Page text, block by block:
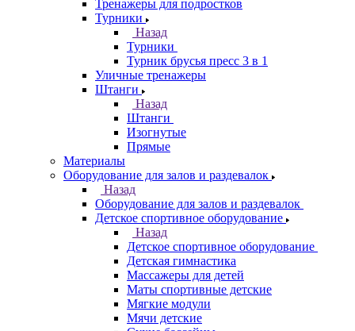
Тренажеры для подростков
Турники
Назад
Турники
Турник брусья пресс 3 в 1
Уличные тренажеры
Штанги
Назад
Штанги
Изогнутые
Прямые
Материалы
Оборудование для залов и раздевалок
Назад
Оборудование для залов и раздевалок
Детское спортивное оборудование
Назад
Детское спортивное оборудование
Детская гимнастика
Массажеры для детей
Маты спортивные детские
Мягкие модули
Мячи детские